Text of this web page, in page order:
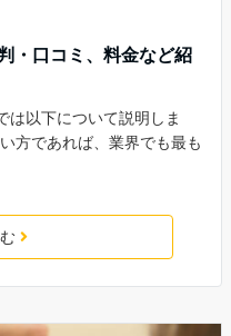
・口コミ、料金など紹
は以下について説明しま
方であれば、業界でも最も